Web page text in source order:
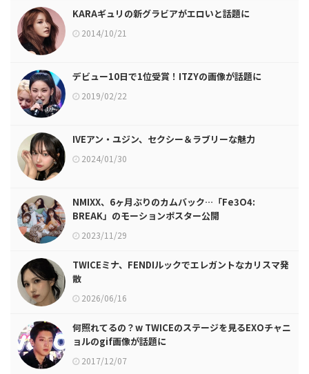
KARAギュリの新グラビアがエロいと話題に
2014/10/21
デビュー10日で1位受賞！ITZYの画像が話題に
2019/02/22
IVEアン・ユジン、セクシー＆ラブリーな魅力
2024/01/30
NMIXX、6ヶ月ぶりのカムバック…「Fe3O4:
BREAK」のモーションポスター公開
2023/11/29
TWICEミナ、FENDIルックでエレガントなカリスマ発
散
2026/06/16
何照れてるの？w TWICEのステージを見るEXOチャニ
ョルのgif画像が話題に
2017/12/07